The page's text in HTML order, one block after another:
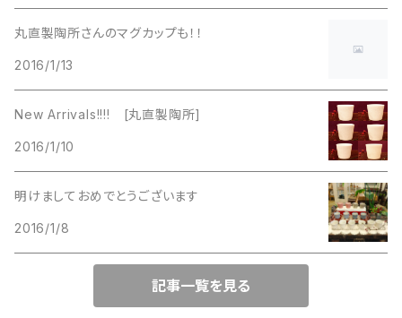
丸直製陶所さんのマグカップも！！
2016/1/13
New Arrivals!!!! [丸直製陶所]
2016/1/10
明けましておめでとうございます
2016/1/8
記事一覧を見る